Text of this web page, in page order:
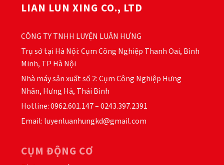
LIAN LUN XING CO., LTD
CÔNG TY TNHH LUYỆN LUÂN HƯNG
Trụ sở tại Hà Nội: Cụm Công Nghiệp Thanh Oai, Bình
Minh, TP Hà Nội
Nhà máy sản xuất số 2: Cụm Công Nghiệp Hưng
Nhân, Hưng Hà, Thái Bình
Hotline: 0962.601.147 – 0243.397.2391
Email: luyenluanhungkd@gmail.com
CỤM ĐỘNG CƠ